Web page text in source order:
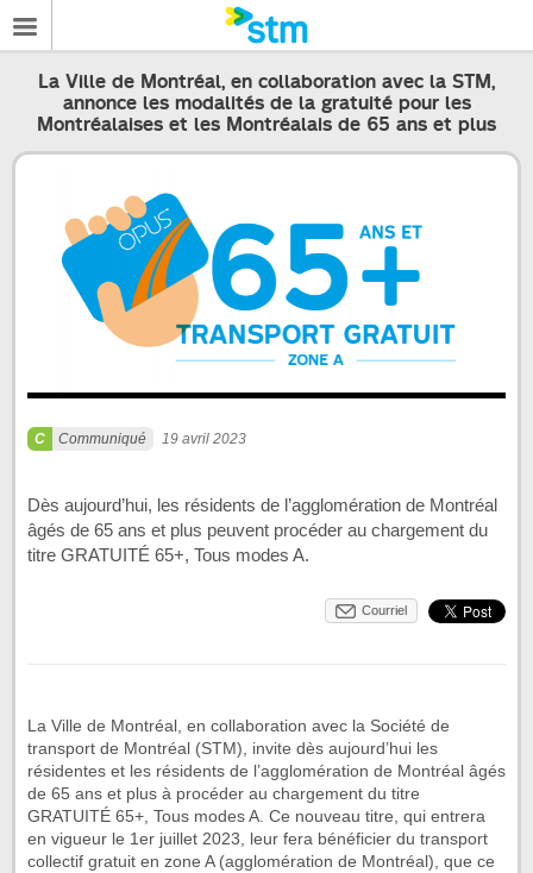
La Ville de Montréal, en collaboration avec la STM,
annonce les modalités de la gratuité pour les
Montréalaises et les Montréalais de 65 ans et plus
Communiqué 19 avril 2023
Dès aujourd’hui, les résidents de l’agglomération de Montréal
âgés de 65 ans et plus peuvent procéder au chargement du
titre GRATUITÉ 65+, Tous modes A.
Courriel
La Ville de Montréal, en collaboration avec la Société de
transport de Montréal (STM), invite dès aujourd’hui les
résidentes et les résidents de l’agglomération de Montréal âgés
de 65 ans et plus à procéder au chargement du titre
GRATUITÉ 65+, Tous modes A. Ce nouveau titre, qui entrera
en vigueur le 1er juillet 2023, leur fera bénéficier du transport
collectif gratuit en zone A (agglomération de Montréal), que ce